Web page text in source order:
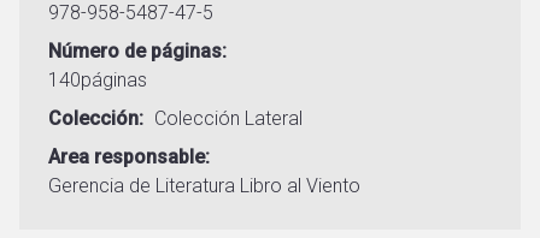
978-958-5487-47-5
Número de páginas
140páginas
Colección
Colección Lateral
Area responsable
Gerencia de Literatura Libro al Viento